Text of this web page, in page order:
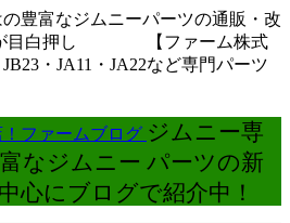
豊富なジムニーパーツの通販・改
が目白押し 【ファーム株式
・JA11・JA22など専門パーツ
ジムニー専
なジムニー パーツの新
心にブログで紹介中！